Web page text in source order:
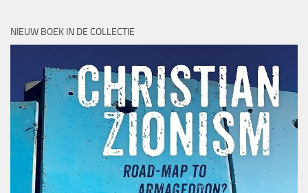
NIEUW BOEK IN DE COLLECTIE